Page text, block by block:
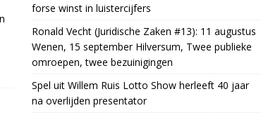
forse winst in luistercijfers
Ronald Vecht (Juridische Zaken #13): 11 augustus
Wenen, 15 september Hilversum, Twee publieke
omroepen, twee bezuinigingen
Spel uit Willem Ruis Lotto Show herleeft 40 jaar
na overlijden presentator